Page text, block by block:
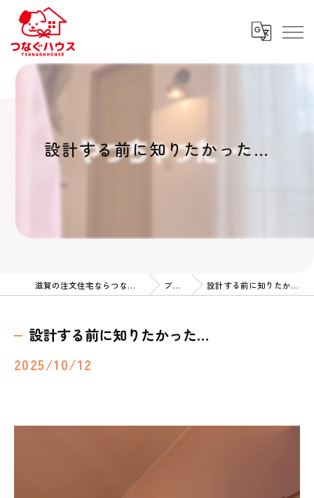
設計する前に知りたかった…
滋賀の注文住宅ならつなぐハウス ブログ 設計する前に知りたかった…
設計する前に知りたかった…
2025/10/12